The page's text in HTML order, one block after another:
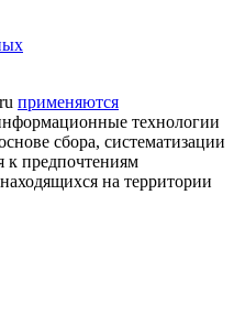
применяются
технологии
сбора, систематизации
к предпочтениям
на территории